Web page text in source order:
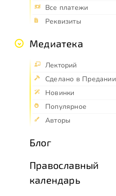
Все платежи
Реквизиты
Медиатека
Лекторий
Сделано в Предании
Новинки
Популярное
Авторы
Блог
Православный
календарь